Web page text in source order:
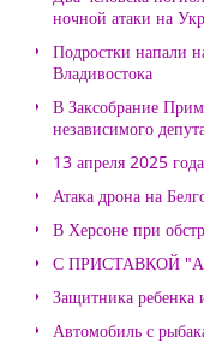
ночной атаки на
Подростки напали
Владивостока
В Заксобрание
независимого
13 апреля 2025
Атака дрона на
В Херсоне при
С ПРИСТАВКОЙ
Защитника ребенка
Автомобиль с